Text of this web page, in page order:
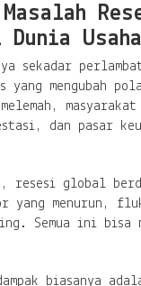
Masalah
Dunia Usaha
sekadar
yang mengubah
dan pasar
resesi global
yang menurun,
Semua ini bisa
biasanya